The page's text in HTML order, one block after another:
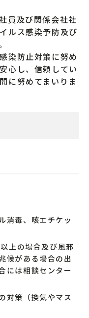
員及び関係会社社
ルス感染予防及び
染防止対策に努め
心し、信頼してい
に努めてまいりま
消毒、咳エチケッ
上の場合及び風邪
候がある場合の出
には相談センター
対策（換気やマス